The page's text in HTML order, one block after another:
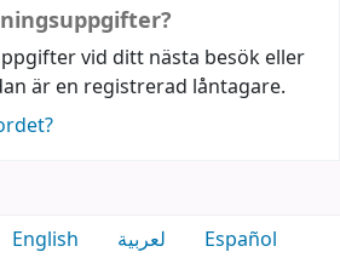
vid ditt nästa besök eller
är en registrerad låntagare.
English لعربية Español